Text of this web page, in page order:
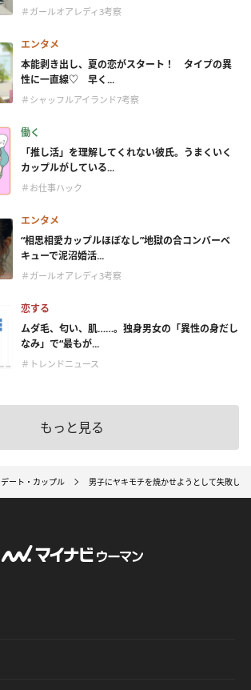
＃ガールオアレディ3考察
エンタメ
本能剥き出し、夏の恋がスタート！ タイプの異
性に一直線♡ 早く...
＃シャッフルアイランド7考察
働く
「推し活」を理解してくれない彼氏。うまくいく
カップルがしている...
＃お仕事ハック
エンタメ
“相思相愛カップルほぼなし”地獄の合コンバーベ
キューで泥沼婚活...
＃ガールオアレディ3考察
恋する
ムダ毛、匂い、肌……。独身男女の「異性の身だし
なみ」で“最もが...
＃トレンドニュース
もっと見る
デート・カップル 男子にヤキモチを焼かせようとして失敗し